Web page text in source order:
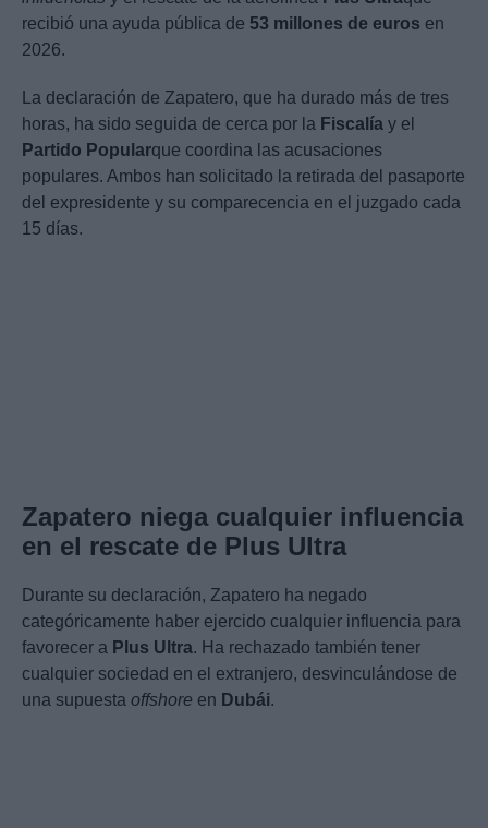
recibió una ayuda pública de 53 millones de euros en
2026.
La declaración de Zapatero, que ha durado más de tres
horas, ha sido seguida de cerca por la Fiscalía y el
Partido Popularque coordina las acusaciones
populares. Ambos han solicitado la retirada del pasaporte
del expresidente y su comparecencia en el juzgado cada
15 días.
Zapatero niega cualquier influencia
en el rescate de Plus Ultra
Durante su declaración, Zapatero ha negado
categóricamente haber ejercido cualquier influencia para
favorecer a Plus Ultra. Ha rechazado también tener
cualquier sociedad en el extranjero, desvinculándose de
una supuesta offshore en Dubái.